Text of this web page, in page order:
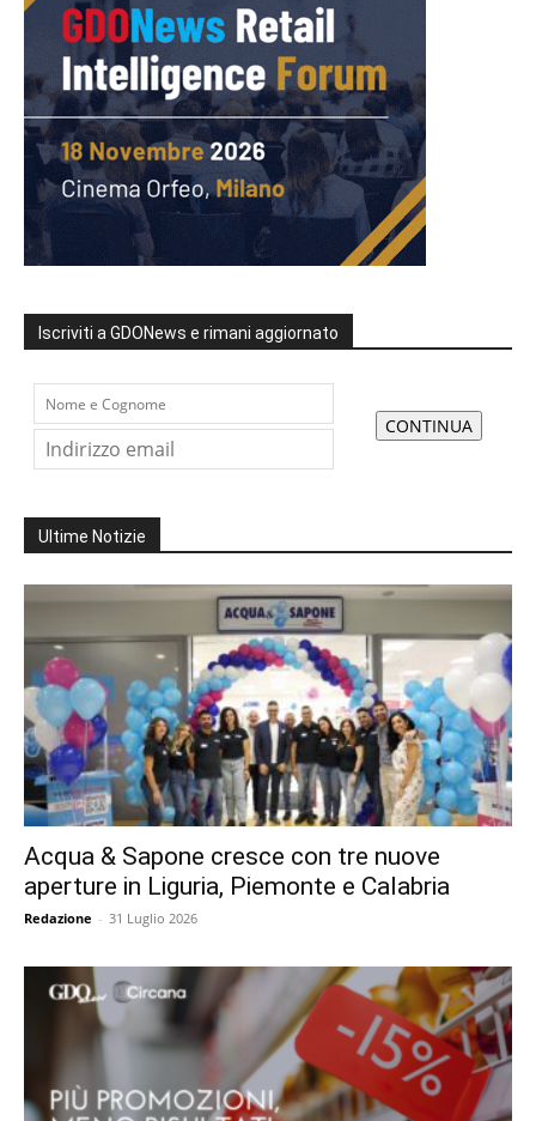
Iscriviti a GDONews e rimani aggiornato
Ultime Notizie
Acqua & Sapone cresce con tre nuove
aperture in Liguria, Piemonte e Calabria
Redazione - 31 Luglio 2026